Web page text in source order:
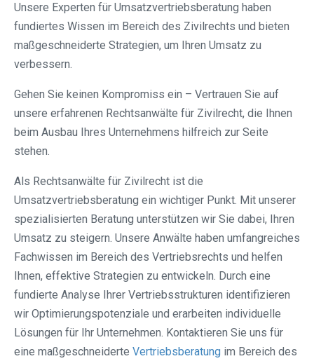
Unsere Experten für Umsatzvertriebsberatung haben
fundiertes Wissen im Bereich des Zivilrechts und bieten
maßgeschneiderte Strategien, um Ihren Umsatz zu
verbessern.
Gehen Sie keinen Kompromiss ein – Vertrauen Sie auf
unsere erfahrenen Rechtsanwälte für Zivilrecht, die Ihnen
beim Ausbau Ihres Unternehmens hilfreich zur Seite
stehen.
Als Rechtsanwälte für Zivilrecht ist die
Umsatzvertriebsberatung ein wichtiger Punkt. Mit unserer
spezialisierten Beratung unterstützen wir Sie dabei, Ihren
Umsatz zu steigern. Unsere Anwälte haben umfangreiches
Fachwissen im Bereich des Vertriebsrechts und helfen
Ihnen, effektive Strategien zu entwickeln. Durch eine
fundierte Analyse Ihrer Vertriebsstrukturen identifizieren
wir Optimierungspotenziale und erarbeiten individuelle
Lösungen für Ihr Unternehmen. Kontaktieren Sie uns für
eine maßgeschneiderte Vertriebsberatung im Bereich des